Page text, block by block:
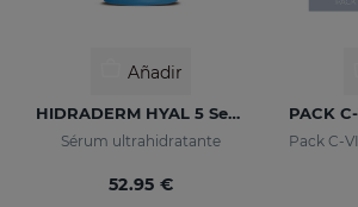
Añadir
HIDRADERM HYAL 5 Serum
Sérum ultrahidratante
52.95 €